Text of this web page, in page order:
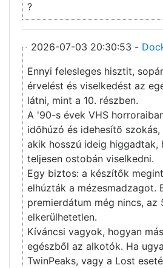
?
2026-07-03 20:30:53 -
Ennyi felesleges hisztit,
érvelést és viselkedést az
látni, mint a 10. részben.
A '90-s évek VHS
időhúzó és idehesítő
akik hosszú ideig higgadtak,
teljesen ostobán viselkedni.
Egy biztos: a készítők
elhúzták a mézesmadzagot.
premierdátum még nincs, az
elkerülhetetlen.
Kíváncsi vagyok, hogyan
egészből az alkotók. Ha
TwinPeaks, vagy a Lost